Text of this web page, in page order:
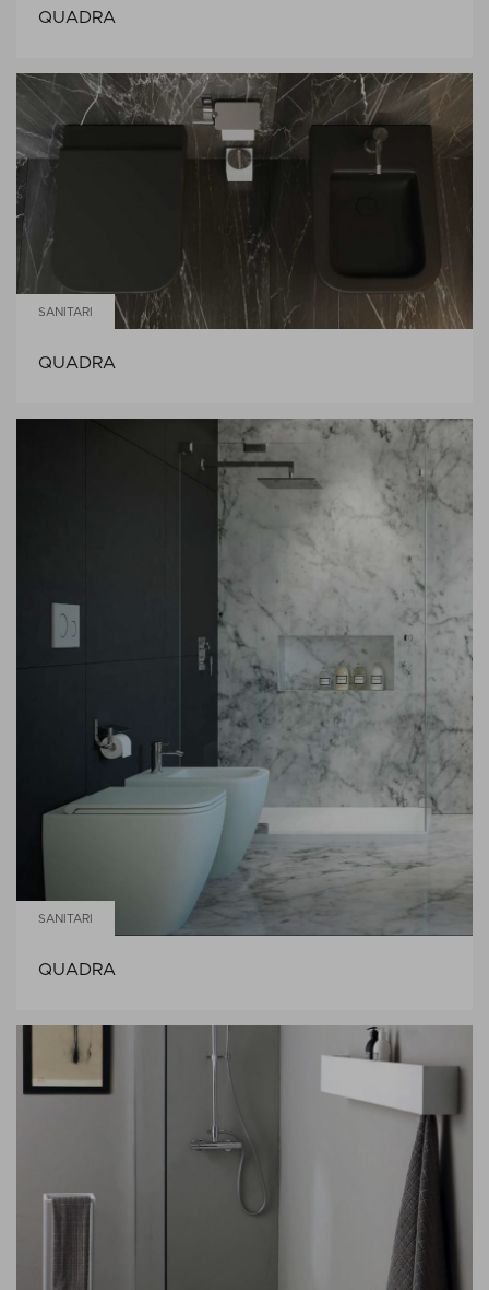
QUADRA
SANITARI
QUADRA
SANITARI
QUADRA